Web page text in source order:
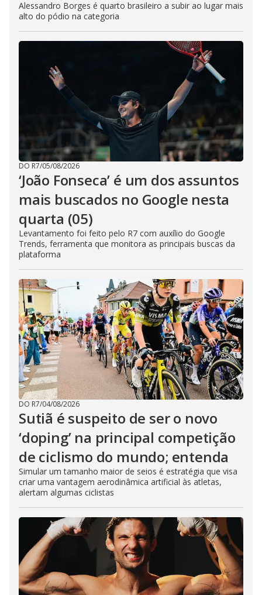
Alessandro Borges é quarto brasileiro a subir ao lugar mais
alto do pódio na categoria
DO R7/05/08/2026
‘João Fonseca’ é um dos assuntos
mais buscados no Google nesta
quarta (05)
Levantamento foi feito pelo R7 com auxílio do Google
Trends, ferramenta que monitora as principais buscas da
plataforma
DO R7/04/08/2026
Sutiã é suspeito de ser o novo
‘doping’ na principal competição
de ciclismo do mundo; entenda
Simular um tamanho maior de seios é estratégia que visa
criar uma vantagem aerodinâmica artificial às atletas,
alertam algumas ciclistas